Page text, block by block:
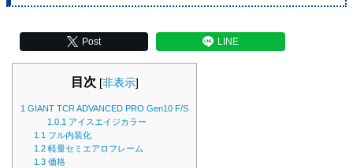
Post LINE
目次 [非表示]
1 GIANT TCR ADVANCED PRO Gen10 F/S
1.0.1 アイスエイジカラー
1.1 フル内装化
1.2 軽量セミエアロフレーム
1.3 価格